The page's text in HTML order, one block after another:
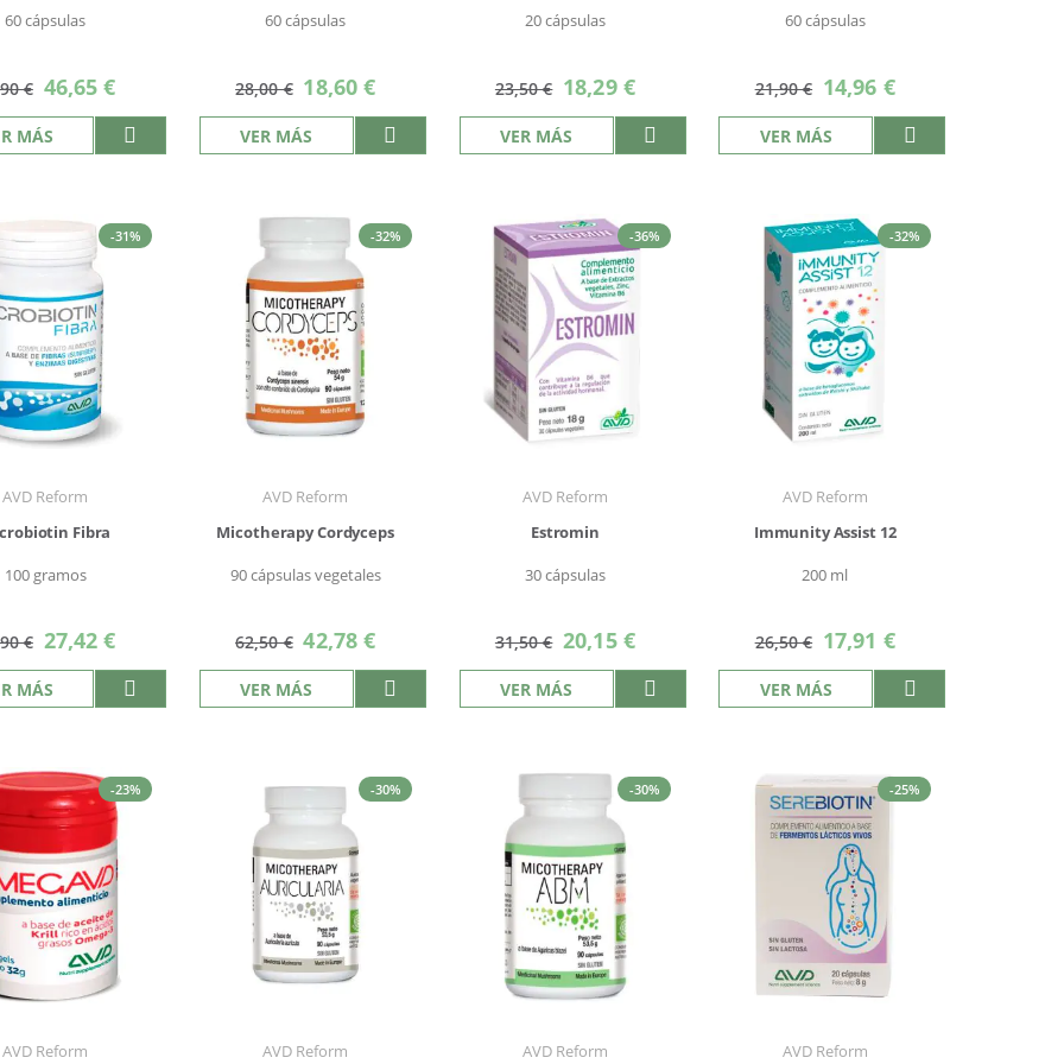
60 cápsulas
€ Precio
especial
46,65 €
MÁS
60 cápsulas
28,00 € Precio
especial
18,60 €
VER MÁS
20 cápsulas
23,50 € Precio
especial
18,29 €
VER MÁS
60 cápsulas
21,90 € Precio
especial
14,96 €
VER MÁS
-31%
AVD Reform
Fibra
100 gramos
€ Precio
especial
27,42 €
MÁS
-32%
AVD Reform
Micotherapy Cordyceps
90 cápsulas vegetales
62,50 € Precio
especial
42,78 €
VER MÁS
-36%
AVD Reform
Estromin
30 cápsulas
31,50 € Precio
especial
20,15 €
VER MÁS
-32%
AVD Reform
Immunity Assist 12
200 ml
26,50 € Precio
especial
17,91 €
VER MÁS
-23%
AVD Reform
-30%
AVD Reform
-30%
AVD Reform
-25%
AVD Reform